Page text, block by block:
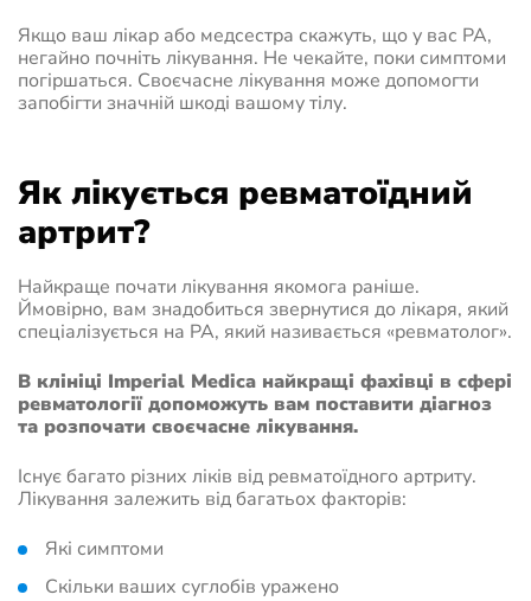
Якщо ваш лікар або медсестра скажуть, що у вас РА,
негайно почніть лікування. Не чекайте, поки симптоми
погіршаться. Своєчасне лікування може допомогти
запобігти значній шкоді вашому тілу.
Як лікується ревматоїдний
артрит?
Найкраще почати лікування якомога раніше.
Ймовірно, вам знадобиться звернутися до лікаря, який
спеціалізується на РА, який називається «ревматолог».
В клініці Imperial Medica найкращі фахівці в сфері
ревматології допоможуть вам поставити діагноз
та розпочати своєчасне лікування.
Існує багато різних ліків від ревматоїдного артриту.
Лікування залежить від багатьох факторів:
Які симптоми
Скільки ваших суглобів уражено